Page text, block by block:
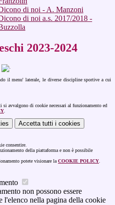
di noi - A. Manzoni
di noi a.s. 2017/2018 -
2023-2024
il menu' laterale, le diverse discipline sportive a cui
avvalgono di cookie necessari al funzionamento ed
Accetta tutti i cookies
consentire.
della piattaforma e non è possibile
potete visionare la COOKIE POLICY
non possono essere
l'elenco nella pagina della cookie